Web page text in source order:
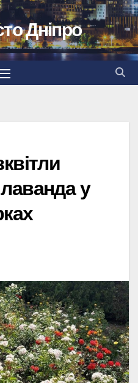
Дніпро
у